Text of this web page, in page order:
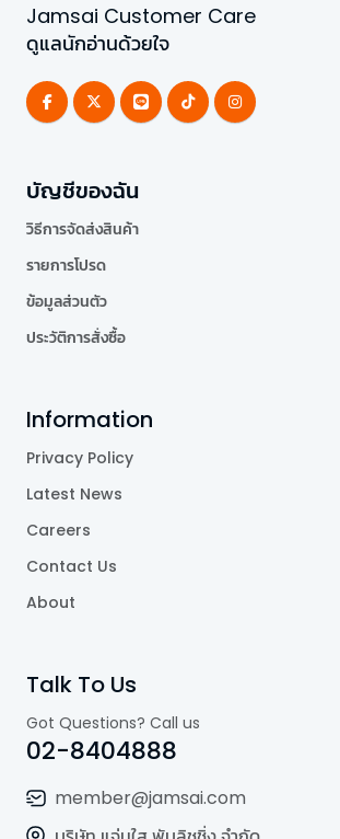
Jamsai Customer Care
ดูแลนักอ่านด้วยใจ
บัญชีของฉัน
วิธีการจัดส่งสินค้า
รายการโปรด
ข้อมูลส่วนตัว
ประวัติการสั่งซื้อ
Information
Privacy Policy
Latest News
Careers
Contact Us
About
Talk To Us
Got Questions? Call us
02-8404888
member@jamsai.com